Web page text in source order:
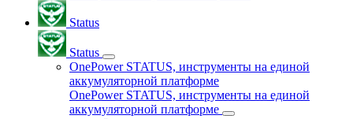
Status
Status
OnePower STATUS, инструменты на единой
аккумуляторной платформе
OnePower STATUS, инструменты на единой
аккумуляторной платформе